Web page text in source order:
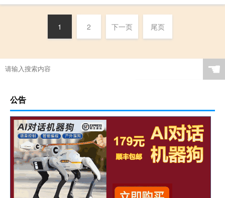
1 2 下一页 尾页
☚
公告